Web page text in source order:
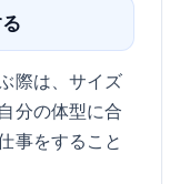
際は、サイズ
分の体型に合
事をすること